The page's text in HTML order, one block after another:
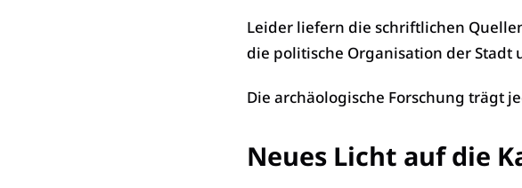
Leider liefern die schriftlichen
die politische Organisation der Stadt
Die archäologische Forschung trägt
Neues Licht auf die